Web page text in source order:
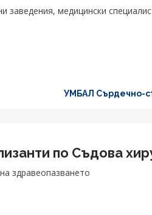
медицински
УМБАЛ Сърдечно-
по Съдова
здравеопазването